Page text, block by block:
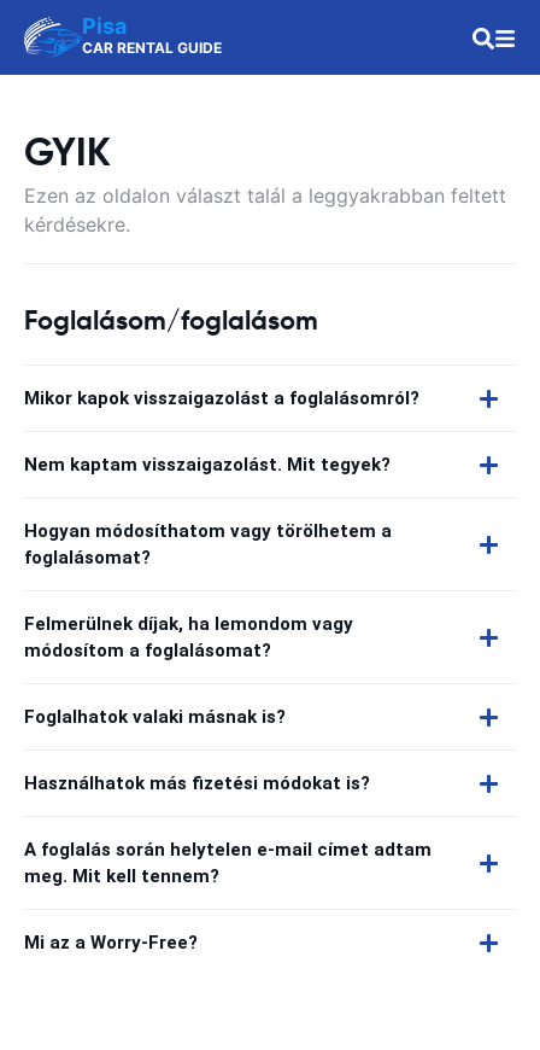
Pisa
CAR RENTAL GUIDE
GYIK
Ezen az oldalon választ talál a leggyakrabban feltett
kérdésekre.
Foglalásom/foglalásom
Mikor kapok visszaigazolást a foglalásomról?
Nem kaptam visszaigazolást. Mit tegyek?
Hogyan módosíthatom vagy törölhetem a
foglalásomat?
Felmerülnek díjak, ha lemondom vagy
módosítom a foglalásomat?
Foglalhatok valaki másnak is?
Használhatok más fizetési módokat is?
A foglalás során helytelen e-mail címet adtam
meg. Mit kell tennem?
Mi az a Worry-Free?